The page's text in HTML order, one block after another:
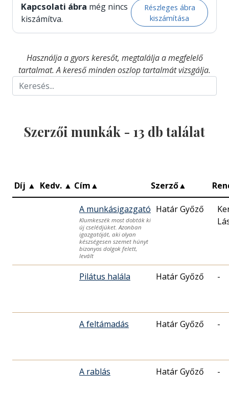
Kapcsolati ábra még nincs
kiszámítva.
Részleges ábra
kiszámítása
Használja a gyors keresőt, megtalálja a megfelelő
tartalmat. A kereső minden oszlop tartalmát vizsgálja.
Szerzői munkák - 13 db találat
Díj ▲ Kedv. ▲ Cím▲ Szerző▲
A munkásigazgató
Klumkeszék most dobták ki
új cselédjüket. Azonban
igazgatóját, aki olyan
készségesen szemet húnyt
bizonyos dolgok felett,
levált
Határ Győző
Pilátus halála Határ Győző -
A feltámadás Határ Győző -
A rablás Határ Győző -